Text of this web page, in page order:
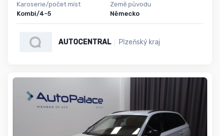
Karoserie/počet míst
Kombi/4-5
Země původu
Německo
AUTOCENTRAL Plzeňský kraj